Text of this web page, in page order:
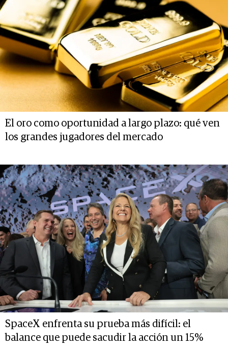
El oro como oportunidad a largo plazo: qué ven
los grandes jugadores del mercado
SpaceX enfrenta su prueba más difícil: el
balance que puede sacudir la acción un 15%